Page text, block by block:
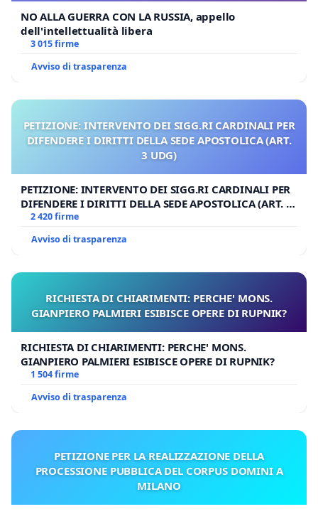
NO ALLA GUERRA CON LA RUSSIA, appello
dell'intellettualità libera
3 015 firme
Avviso di trasparenza
PETIZIONE: INTERVENTO DEI SIGG.RI CARDINALI PER
DIFENDERE I DIRITTI DELLA SEDE APOSTOLICA (ART.
3 UDG)
PETIZIONE: INTERVENTO DEI SIGG.RI CARDINALI PER
DIFENDERE I DIRITTI DELLA SEDE APOSTOLICA (ART. 3
UDG)
2 420 firme
Avviso di trasparenza
RICHIESTA DI CHIARIMENTI: PERCHE' MONS.
GIANPIERO PALMIERI ESIBISCE OPERE DI RUPNIK?
RICHIESTA DI CHIARIMENTI: PERCHE' MONS.
GIANPIERO PALMIERI ESIBISCE OPERE DI RUPNIK?
1 504 firme
Avviso di trasparenza
PETIZIONE PER LA REALIZZAZIONE DELLA
PROCESSIONE PUBBLICA DEL CORPUS DOMINI A
MILANO